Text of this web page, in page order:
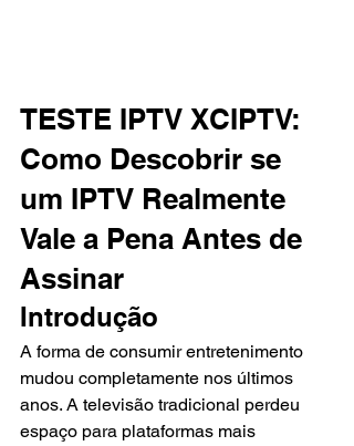
TESTE IPTV XCIPTV:
Como Descobrir se
um IPTV Realmente
Vale a Pena Antes de
Assinar
Introdução
A forma de consumir entretenimento
mudou completamente nos últimos
anos. A televisão tradicional perdeu
espaço para plataformas mais